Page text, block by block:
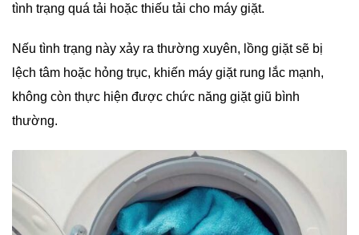
tình trạng quá tải hoặc thiếu tải cho máy giặt.
Nếu tình trạng này xảy ra thường xuyên, lồng giặt sẽ bị
lệch tâm hoặc hỏng trục, khiến máy giặt rung lắc mạnh,
không còn thực hiện được chức năng giặt giũ bình
thường.